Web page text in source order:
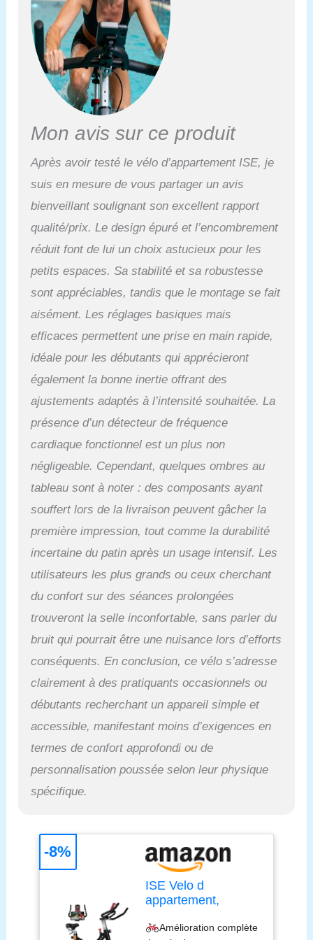
et un épaississement des
tubes, corrigeant ainsi les
problèmes d'instabilité et
de bruit rencontrés sur
d'autres vélos d'exercice
du marché; 3. Design :
une structure triangulaire,
à la fois esthétique et
robuste.
Adapté à
différent niveaux
d'entraînement : de
l'échauffement léger (0-
20%) aux exercice de
musculation (80-100%).
Optimisez vos résultats
exercices au sol à votre
entraînement sur vélo
stationnaire, sollicitant
simultanément le haut et
le bas du corps pour
endurance et votre force
musculaire. Que vous
confirmé, ce vélo apart
répondra à tous vos
combustion des graisses
et modelage du corps :
avec un vélo d'exercice
ISE, Même par mauvais
pluvieux/ciel couvert
extérieure, vous pouvez
profiter d'une séance de
fitness en intérieur
n'importe où et n'importe
quand.
primordiaux lors du choix
d'un vélo appartement :
structure triangulaire et
des tube en acier
base large et stable pour
une durabilité et une
est réglable en hauteur,
espacement confortables.
La selle a également été
élargi. La durée de
d'une ou deux minutes, le
confort et la stabilité sont
essentiels pour maintenir
des performances
Mon avis sur ce produit
Après avoir testé le vélo d’appartement ISE, je
suis en mesure de vous partager un avis
bienveillant soulignant son excellent rapport
qualité/prix. Le design épuré et l’encombrement
réduit font de lui un choix astucieux pour les
petits espaces. Sa stabilité et sa robustesse
sont appréciables, tandis que le montage se fait
aisément. Les réglages basiques mais
efficaces permettent une prise en main rapide,
idéale pour les débutants qui apprécieront
également la bonne inertie offrant des
ajustements adaptés à l’intensité souhaitée. La
présence d’un détecteur de fréquence
cardiaque fonctionnel est un plus non
négligeable. Cependant, quelques ombres au
tableau sont à noter : des composants ayant
souffert lors de la livraison peuvent gâcher la
première impression, tout comme la durabilité
incertaine du patin après un usage intensif. Les
utilisateurs les plus grands ou ceux cherchant
du confort sur des séances prolongées
trouveront la selle inconfortable, sans parler du
bruit qui pourrait être une nuisance lors d’efforts
conséquents. En conclusion, ce vélo s’adresse
clairement à des pratiquants occasionnels ou
débutants recherchant un appareil simple et
accessible, manifestant moins d’exigences en
termes de confort approfondi ou de
personnalisation poussée selon leur physique
spécifique.
ISE Velo d
appartement,
Training, Exercise
Amélioration complète
-8%